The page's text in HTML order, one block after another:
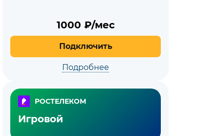
1000 ₽/мес
Подключить
Подробнее
РОСТЕЛЕКОМ
Игровой